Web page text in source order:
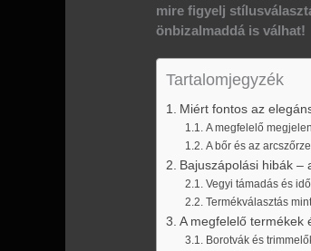
mire figyelj
önbizalmaddá is válhat!
Tartalomjegyzék
Miért fontos az
A megfelelő
A bőr és az
Bajuszápolási hibák –
Vegyi támadás és
Termékválasztás
A megfelelő termékek
Borotvák és